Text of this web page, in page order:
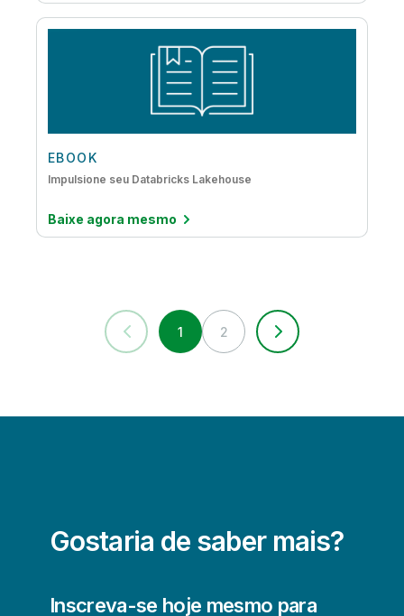
EBOOK
Impulsione seu Databricks Lakehouse
Baixe agora mesmo
1 2
Gostaria de saber mais?
Inscreva-se hoje mesmo para